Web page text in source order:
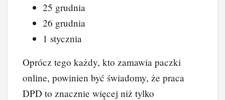
25 grudnia
26 grudnia
1 stycznia
Oprócz tego każdy, kto zamawia paczki
online, powinien być świadomy, że praca
DPD to znacznie więcej niż tylko